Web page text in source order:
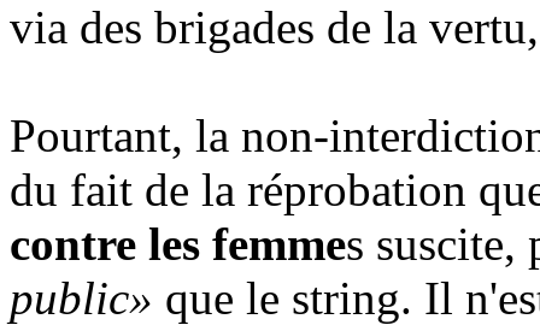
via des brigades de la
Pourtant, la non-
du fait de la réprobation
contre les femmes suscite,
public» que le string. Il